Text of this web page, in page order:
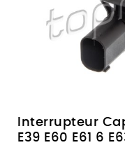
Interrupteur
E39 E60 E61 6